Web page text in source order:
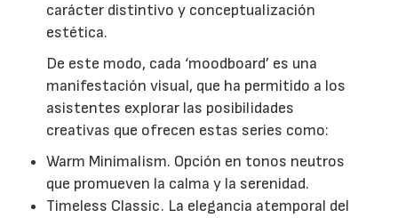
carácter distintivo y conceptualización
estética.
De este modo, cada ‘moodboard’ es una
manifestación visual, que ha permitido a los
asistentes explorar las posibilidades
creativas que ofrecen estas series como:
Warm Minimalism. Opción en tonos neutros
que promueven la calma y la serenidad.
Timeless Classic. La elegancia atemporal del